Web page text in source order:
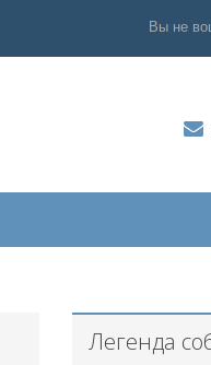
Вы не
Легенда